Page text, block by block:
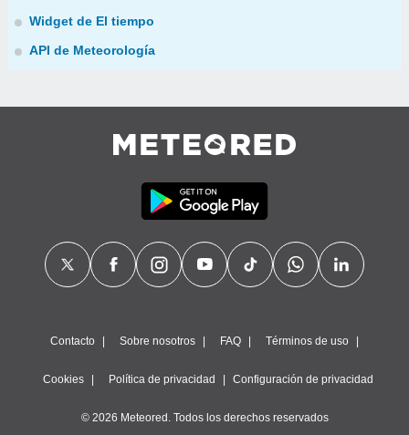
Widget de El tiempo
API de Meteorología
Contacto Sobre nosotros FAQ Términos de uso
Cookies Política de privacidad Configuración de privacidad
© 2026 Meteored. Todos los derechos reservados